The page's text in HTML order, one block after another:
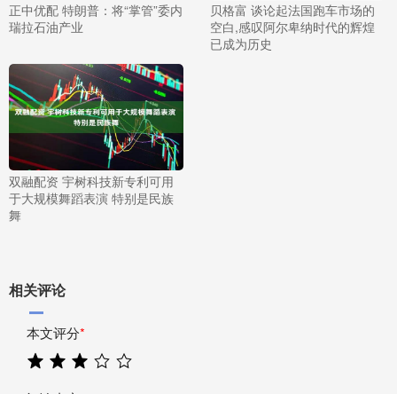
正中优配 特朗普：将“掌管”委内
瑞拉石油产业
贝格富 谈论起法国跑车市场的
空白,感叹阿尔卑纳时代的辉煌
已成为历史
双融配资 宇树科技新专利可用
于大规模舞蹈表演 特别是民族
舞
相关评论
本文评分*